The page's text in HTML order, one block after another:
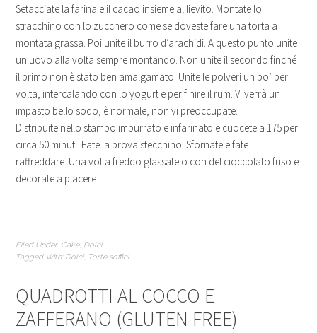
Setacciate la farina e il cacao insieme al lievito. Montate lo
stracchino con lo zucchero come se doveste fare una torta a
montata grassa. Poi unite il burro d’arachidi. A questo punto unite
un uovo alla volta sempre montando. Non unite il secondo finché
il primo non è stato ben amalgamato. Unite le polveri un po’ per
volta, intercalando con lo yogurt e per finire il rum. Vi verrà un
impasto bello sodo, è normale, non vi preoccupate.
Distribuite nello stampo imburrato e infarinato e cuocete a 175 per
circa 50 minuti. Fate la prova stecchino. Sfornate e fate
raffreddare. Una volta freddo glassatelo con del cioccolato fuso e
decorate a piacere.
Filed Under: Cake, Dolci
Tagged With: Dolci, Torte soffici
QUADROTTI AL COCCO E
ZAFFERANO (GLUTEN FREE)